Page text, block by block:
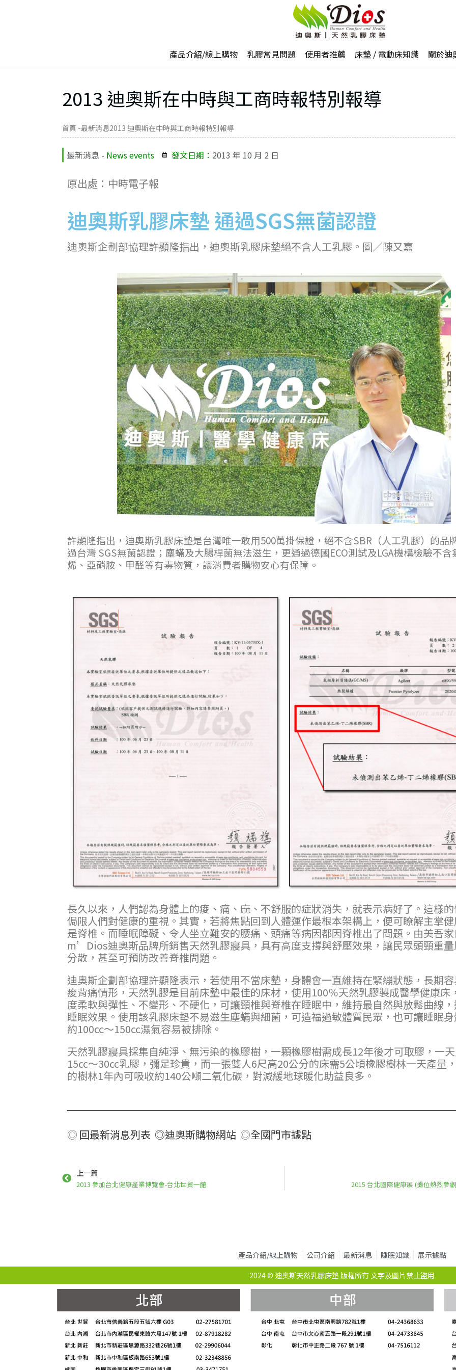
產品介紹/線上購物 乳膠常見問題 使用者推薦 床墊 / 電動床知識 關於迪
2013 迪奧斯在中時與工商時報特別報導
首頁 -最新消息2013 迪奧斯在中時與工商時報特別報導
最新消息 - News events 發文日期： 2013 年 10 月 2 日
原出處：中時電子報
迪奧斯乳膠床墊 通過SGS無菌認證
迪奧斯企劃部協理許顯隆指出，迪奧斯乳膠床墊絕不含人工乳膠。圖／陳又嘉
許顯隆指出，迪奧斯乳膠床墊是台灣唯一敢用500萬掛保證，絕不含SBR（人工乳膠）的品
過台灣 SGS無菌認證；塵蟎及大腸桿菌無法滋生，更通過德國ECO測試及LGA機構檢驗不
烯、亞硝胺、甲醛等有毒物質，讓消費者購物安心有保障。
長久以來，人們認為身體上的痠、痛、麻、不舒服的症狀消失，就表示病好了。這樣
侷限人們對健康的重視。其實，若將焦點回到人體運作最根本架構上，便可瞭解主掌
是脊椎。而睡眠障礙、令人坐立難安的腰痛、頭痛等病因都因脊椎出了問題。由美吾
m’Dios迪奧斯品牌所銷售天然乳膠寢具，具有高度支撐與舒壓效果，讓民眾頭頸重
分散，甚至可預防改善脊椎問題。
迪奧斯企劃部協理許顯隆表示，若使用不當床墊，身體會一直維持在緊繃狀態，長期
痠背痛情形，天然乳膠是目前床墊中最佳的床材，使用100％天然乳膠製成醫學健康床
度柔軟與彈性、不變形、不硬化，可讓頸椎與脊椎在睡眠中，維持最自然與放鬆曲線
睡眠效果。使用該乳膠床墊不易滋生塵蟎與細菌，可造福過敏體質民眾，也可讓睡眠
約100cc～150cc濕氣容易被排除。
天然乳膠寢具採集自純淨、無污染的橡膠樹，一顆橡膠樹需成長12年後才可取膠，一
15cc～30cc乳膠，彌足珍貴，而一張雙人6尺高20公分的床需5公頃橡膠樹林一天產量
的樹林1年內可吸收約140公噸二氧化碳，對減緩地球暖化助益良多。
◎ 回最新消息列表 ◎迪奧斯購物網站 ◎全國門市據點
上一篇
2013 參加台北健康產業博覽會-台北世貿一館 2015 台北國際健康展 (攤位熱烈參
產品介紹/線上購物 公司介紹 最新消息 睡眠知識
展示據點
2024 © 迪奧斯天然乳膠床墊 版權所有 文字及圖片禁止盜用